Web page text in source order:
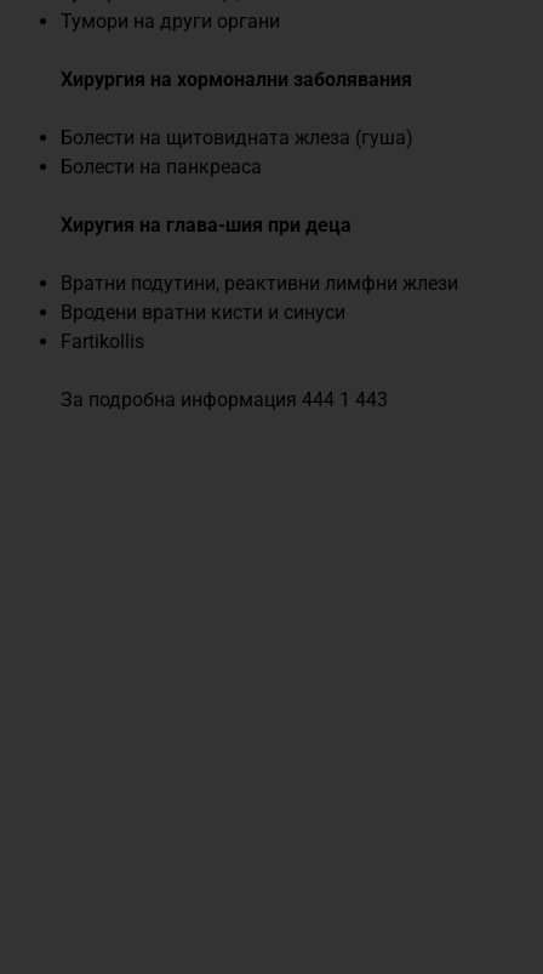
Тумори на други органи
Хирургия на хормонални заболявания
Болести на щитовидната жлеза (гуша)
Болести на панкреаса
Хиругия на глава-шия при деца
Вратни подутини, реактивни лимфни жлези
Вродени вратни кисти и синуси
Fartikollis
За подробна информация 444 1 443